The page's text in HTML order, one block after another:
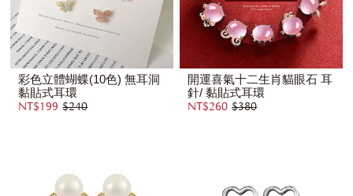
彩色立體蝴蝶(10色) 無耳洞
黏貼式耳環
NT$199 $240
開運喜氣十二生肖貓眼石 耳
針/ 黏貼式耳環
NT$260 $380